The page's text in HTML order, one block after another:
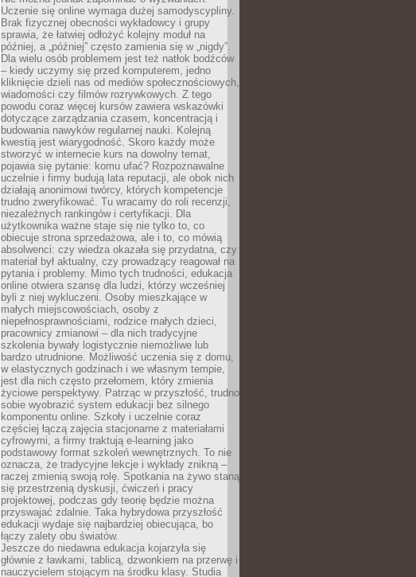
Uczenie się online wymaga dużej samodyscypliny.
Brak fizycznej obecności wykładowcy i grupy
sprawia, że łatwiej odłożyć kolejny moduł na
później, a „później” często zamienia się w „nigdy”.
Dla wielu osób problemem jest też natłok bodźców
– kiedy uczymy się przed komputerem, jedno
kliknięcie dzieli nas od mediów społecznościowych,
wiadomości czy filmów rozrywkowych. Z tego
powodu coraz więcej kursów zawiera wskazówki
dotyczące zarządzania czasem, koncentracją i
budowania nawyków regularnej nauki. Kolejną
kwestią jest wiarygodność. Skoro każdy może
stworzyć w internecie kurs na dowolny temat,
pojawia się pytanie: komu ufać? Rozpoznawalne
uczelnie i firmy budują lata reputacji, ale obok nich
działają anonimowi twórcy, których kompetencje
trudno zweryfikować. Tu wracamy do roli recenzji,
niezależnych rankingów i certyfikacji. Dla
użytkownika ważne staje się nie tylko to, co
obiecuje strona sprzedażowa, ale i to, co mówią
absolwenci: czy wiedza okazała się przydatna, czy
materiał był aktualny, czy prowadzący reagował na
pytania i problemy. Mimo tych trudności, edukacja
online otwiera szansę dla ludzi, którzy wcześniej
byli z niej wykluczeni. Osoby mieszkające w
małych miejscowościach, osoby z
niepełnosprawnościami, rodzice małych dzieci,
pracownicy zmianowi – dla nich tradycyjne
szkolenia bywały logistycznie niemożliwe lub
bardzo utrudnione. Możliwość uczenia się z domu,
w elastycznych godzinach i we własnym tempie,
jest dla nich często przełomem, który zmienia
życiowe perspektywy. Patrząc w przyszłość, trudno
sobie wyobrazić system edukacji bez silnego
komponentu online. Szkoły i uczelnie coraz
częściej łączą zajęcia stacjonarne z materiałami
cyfrowymi, a firmy traktują e-learning jako
podstawowy format szkoleń wewnętrznych. To nie
oznacza, że tradycyjne lekcje i wykłady znikną –
raczej zmienią swoją rolę. Spotkania na żywo staną
się przestrzenią dyskusji, ćwiczeń i pracy
projektowej, podczas gdy teorię będzie można
przyswajać zdalnie. Taka hybrydowa przyszłość
edukacji wydaje się najbardziej obiecująca, bo
łączy zalety obu światów.
Jeszcze do niedawna edukacja kojarzyła się
głównie z ławkami, tablicą, dzwonkiem na przerwę i
nauczycielem stojącym na środku klasy. Studia